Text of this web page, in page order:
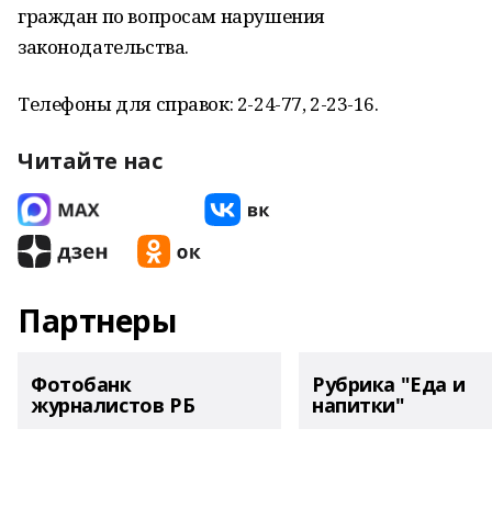
граждан по вопросам нарушения
законодательства.
Телефоны для справок: 2-24-77, 2-23-16.
Читайте нас
Партнеры
Фотобанк
журналистов РБ
Рубрика "Еда и
напитки"